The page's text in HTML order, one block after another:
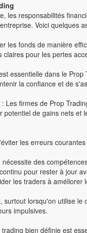
les responsabilités
Voici quelques
les fonds de manière
pour les pertes
essentielle dans le
la confiance et de
Les firmes de Prop
de gains nets et
les erreurs
des
pour rester à jour
les traders à améliorer
lorsqu'on utilise
impulsives.
bien définie est
Éditer la page